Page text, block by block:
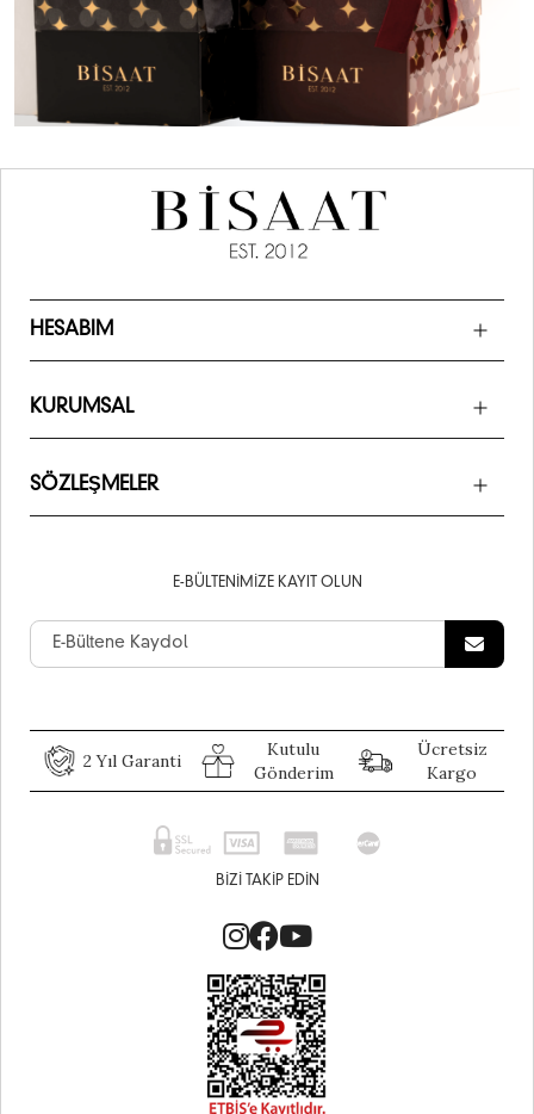
HESABIM
KURUMSAL
SÖZLEŞMELER
E-BÜLTENIMIZE KAYIT OLUN
2 Yıl Garanti
Kutulu
Gönderim
Ücretsiz
Kargo
BIZI TAKIP EDIN